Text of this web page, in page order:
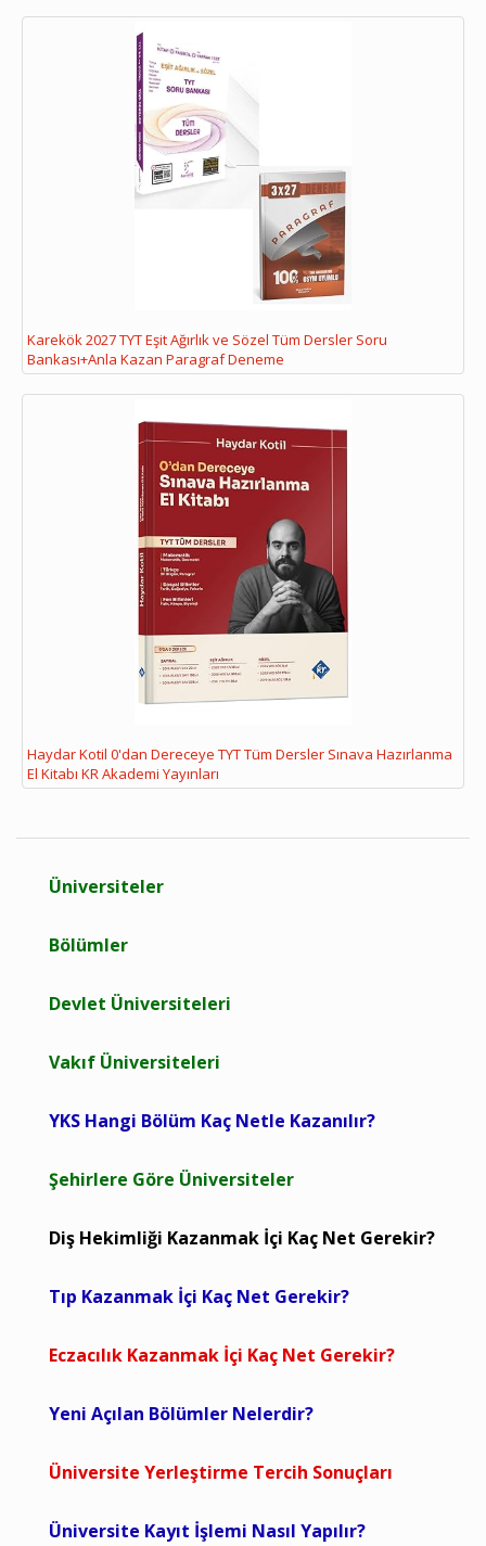
Karekök 2027 TYT Eşit Ağırlık ve Sözel Tüm Dersler Soru
Bankası+Anla Kazan Paragraf Deneme
Haydar Kotil 0'dan Dereceye TYT Tüm Dersler Sınava Hazırlanma
El Kitabı KR Akademi Yayınları
Üniversiteler
Bölümler
Devlet Üniversiteleri
Vakıf Üniversiteleri
YKS Hangi Bölüm Kaç Netle Kazanılır?
Şehirlere Göre Üniversiteler
Diş Hekimliği Kazanmak İçi Kaç Net Gerekir?
Tıp Kazanmak İçi Kaç Net Gerekir?
Eczacılık Kazanmak İçi Kaç Net Gerekir?
Yeni Açılan Bölümler Nelerdir?
Üniversite Yerleştirme Tercih Sonuçları
Üniversite Kayıt İşlemi Nasıl Yapılır?